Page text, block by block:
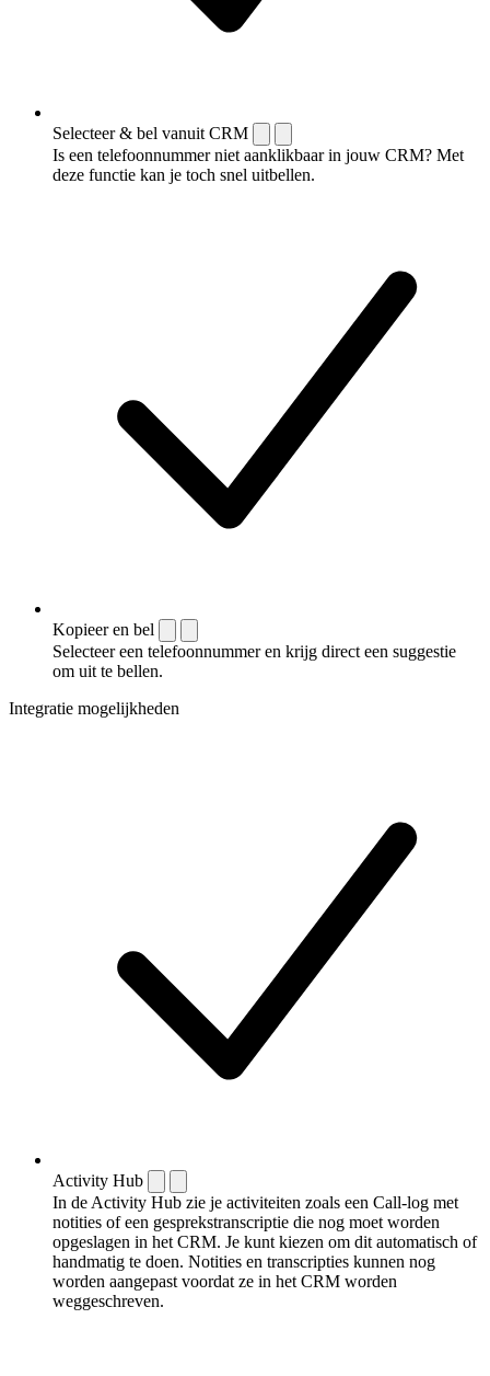
Selecteer & bel vanuit CRM
Is een telefoonnummer niet aanklikbaar in jouw CRM? Met
deze functie kan je toch snel uitbellen.
Kopieer en bel
Selecteer een telefoonnummer en krijg direct een suggestie
om uit te bellen.
Integratie mogelijkheden
Activity Hub
In de Activity Hub zie je activiteiten zoals een Call-log met
notities of een gespreks­transcriptie die nog moet worden
opgeslagen in het CRM. Je kunt kiezen om dit automatisch of
handmatig te doen. Notities en transcripties kunnen nog
worden aangepast voordat ze in het CRM worden
weggeschreven.